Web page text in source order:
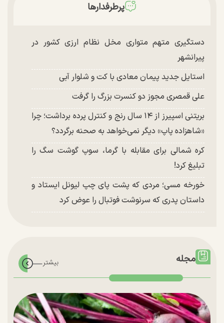
پرطرفدارها
دستگیری متهم متواری مخل نظام ارزی کشور در
پیرانشهر
استایل جدید پیمان معادی با کت و شلوار آبی
علی قمصری مجوز دو کنسرت بزرگ را گرفت
بریتنی اسپیرز از ۱۴ سال رنج و کنترل پرده برداشت؛ چرا
«شاهزاده پاپ» دیگر نمی‌خواهد به صحنه برگردد؟
کره شمالی برای مقابله با گرما، سوپ گوشت سگ را
تبلیغ کرد!
خورخه مسی؛ مردی که پشت پای چپ لیونل ایستاد و
داستان پدری که سرنوشت فوتبال را عوض کرد
مجله